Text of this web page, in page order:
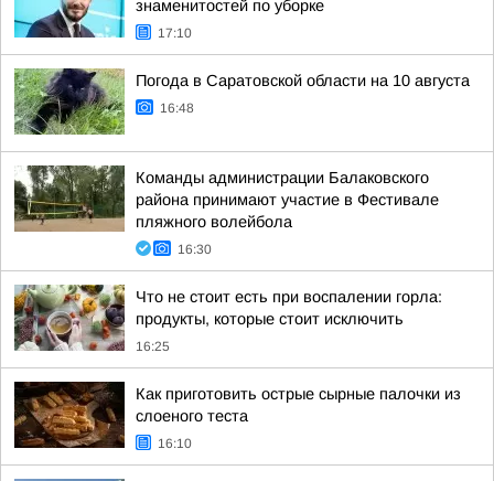
знаменитостей по уборке
17:10
Погода в Саратовской области на 10 августа
16:48
Команды администрации Балаковского
района принимают участие в Фестивале
пляжного волейбола
16:30
Что не стоит есть при воспалении горла:
продукты, которые стоит исключить
16:25
Как приготовить острые сырные палочки из
слоеного теста
16:10